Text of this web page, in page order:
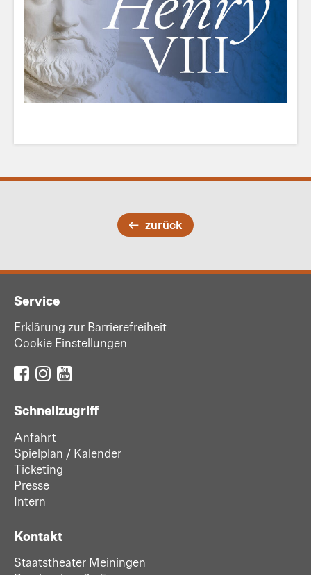
zurück
Service
Erklärung zur Barrierefreiheit
Cookie Einstellungen
Schnellzugriff
Anfahrt
Spielplan / Kalender
Ticketing
Presse
Intern
Kontakt
Staatstheater Meiningen